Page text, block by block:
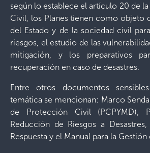
según lo establece el artículo 20 de
Civil, los Planes tienen como objeto
del Estado y de la sociedad civil
riesgos, el estudio de las
mitigación, y los preparativos
recuperación en caso de desastres.
Entre otros documentos
temática se mencionan: Marco
de Protección Civil (PCPYMD),
Reducción de Riesgos a
Respuesta y el Manual para la